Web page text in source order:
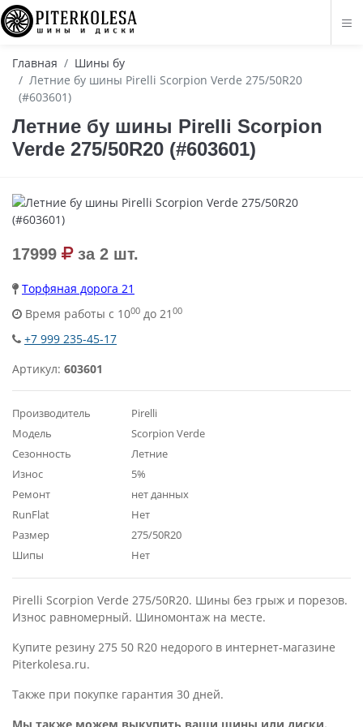
Главная
Шины бу
Летние бу шины Pirelli Scorpion Verde 275/50R20
(#603601)
Летние бу шины Pirelli Scorpion
Verde 275/50R20 (#603601)
17999 за 2 шт.
Торфяная дорога 21
Время работы с 1000 до 21 00
+7 999 235-45-17
Артикул: 603601
Производитель
Pirelli
Модель
Scorpion Verde
Сезонность
Летние
Износ
5%
Ремонт
нет данных
RunFlat
Нет
Размер
275/50R20
Шипы
Нет
Pirelli Scorpion Verde 275/50R20. Шины без грыж и порезов.
Износ равномерный. Шиномонтаж на месте.
Купите резину 275 50 R20 недорого в интернет-магазине
Piterkolesa.ru.
Также при покупке гарантия 30 дней.